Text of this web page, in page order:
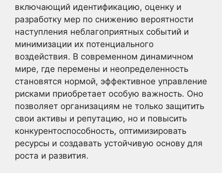
включающий идентификацию, оценку и
разработку мер по снижению вероятности
наступления неблагоприятных событий и
минимизации их потенциального
воздействия. В современном динамичном
мире, где перемены и неопределенность
становятся нормой, эффективное управление
рисками приобретает особую важность. Оно
позволяет организациям не только защитить
свои активы и репутацию, но и повысить
конкурентоспособность, оптимизировать
ресурсы и создавать устойчивую основу для
роста и развития.